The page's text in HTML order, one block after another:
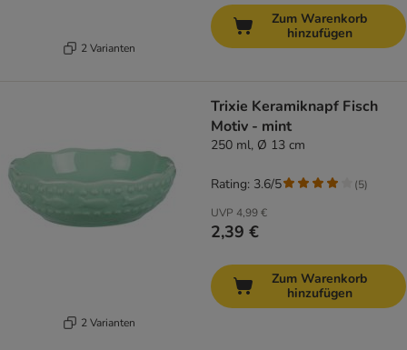
2 Varianten
Zum Warenkorb
hinzufügen
2 Varianten
Trixie Keramiknapf Fisch
Motiv - mint
250 ml, Ø 13 cm
UVP 4,99 €
2,39 €
Rating: 3.6/5 (5)
Zum Warenkorb
hinzufügen